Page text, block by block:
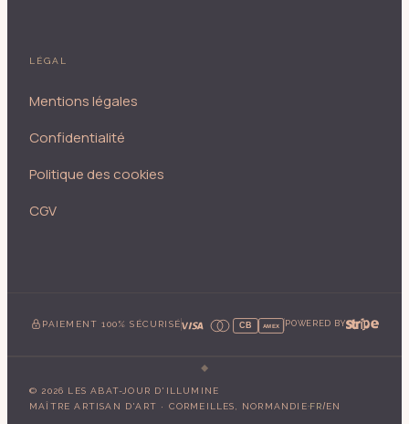
LÉGAL
Mentions légales
Confidentialité
Politique des cookies
CGV
PAIEMENT 100% SÉCURISÉ CB AMEX POWERED BY
© 2026 LES ABAT-JOUR D'ILLUMINE
MAÎTRE ARTISAN D'ART · CORMEILLES, NORMANDIE·FR/EN